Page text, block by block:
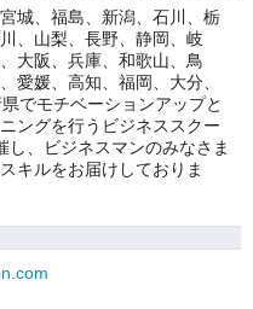
城、福島、新潟、石川、栃
、山梨、長野、静岡、岐
大阪、兵庫、和歌山、鳥
愛媛、高知、福岡、大分、
でモチベーションアップと
ングを行うビジネススクー
し、ビジネスマンのみなさま
キルをお届けしておりま